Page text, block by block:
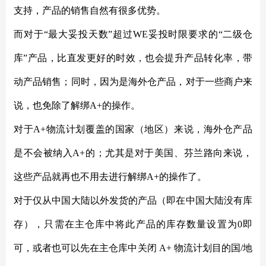
支持，产品的销售自然有很多优势。
而对于“最大妥投天数”超过WE妥投时限要求的“二级仓
库”产品，比直发更好的时效，也会提升产品转化率，带
动产品销售；同时，因为是海外仓产品，对于一些商户来
说，也免除了解绑A+的操作。
对于A+物流计划覆盖的国家（地区）来说，海外仓产品
是不会被纳入A+的；尤其是对于美国、芬兰路向来说，
这些产品就再也不用去进行解绑A+的操作了。
对于仅从中国大陆以外发货的产品（即在中国大陆没有库
存），只需在主仓库中将此产品的库存数量设置为0即
可，或者也可以先在主仓库中关闭 A+ 物流计划目的国/地